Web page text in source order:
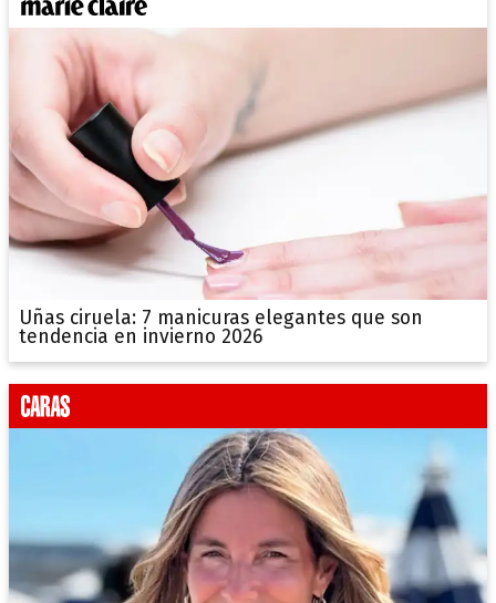
Uñas ciruela: 7 manicuras elegantes que son
tendencia en invierno 2026